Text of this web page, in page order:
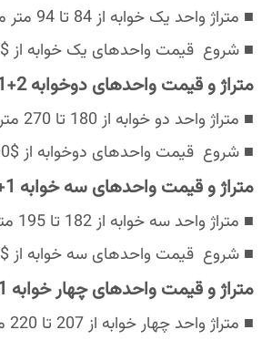
■ متراژ واحد یک خوابه از 84 تا 94 متر مربع
■ شروع قیمت واحدهای یک خوابه از $250.000
متراژ و قیمت واحدهای دوخوابه 2+1
■ متراژ واحد دو خوابه از 180 تا 270 متر مربع
■ شروع قیمت واحدهای دوخوابه از $345000
متراژ و قیمت واحدهای سه خوابه 1+3
■ متراژ واحد سه خوابه از 182 تا 195 متر مربع
■ شروع قیمت واحدهای سه خوابه از $500.000
متراژ و قیمت واحدهای چهار خوابه 1+4
■ متراژ واحد چهار خوابه از 207 تا 220 متر مربع